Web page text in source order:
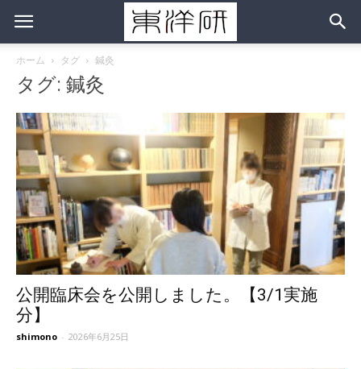
ホーム タグ 鍼灸
タグ: 鍼灸
公開臨床会を公開しました。【3/1実施
分】
shimono - 2026年6月25日